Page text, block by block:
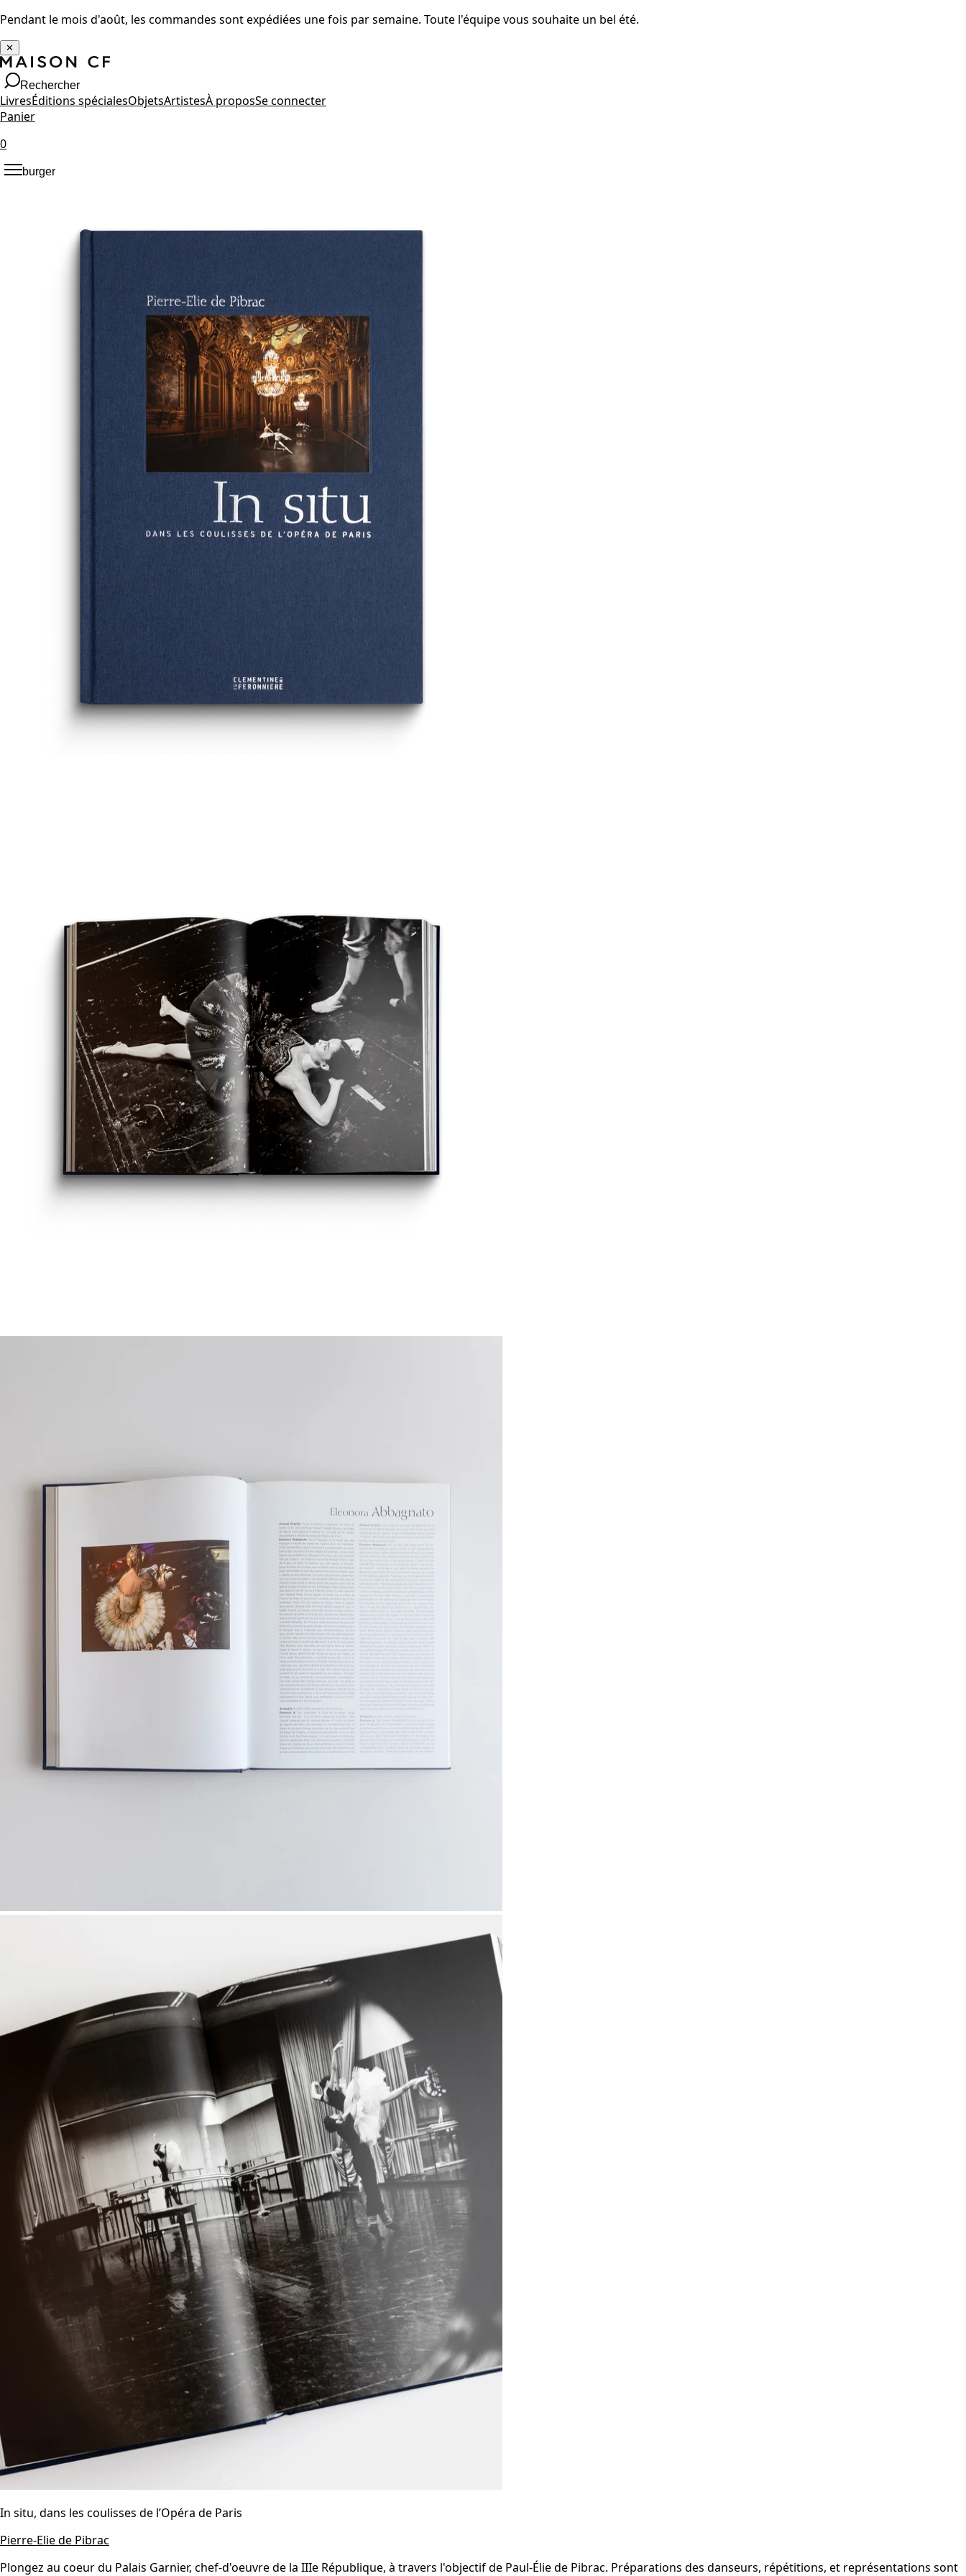
Pendant le mois d'août, les commandes sont expédiées une fois par semaine. Toute l'équipe vous souhaite un bel été.
✕
Rechercher
LivresÉditions spécialesObjetsArtistesÀ proposSe connecter
Panier
0
burger
In situ, dans les coulisses de l’Opéra de Paris
Pierre-Elie de Pibrac
Plongez au coeur du Palais Garnier, chef-d'oeuvre de la IIIe République, à travers l'objectif de Paul-Élie de Pibrac. Préparations des danseurs, répétitions, et représentations sont